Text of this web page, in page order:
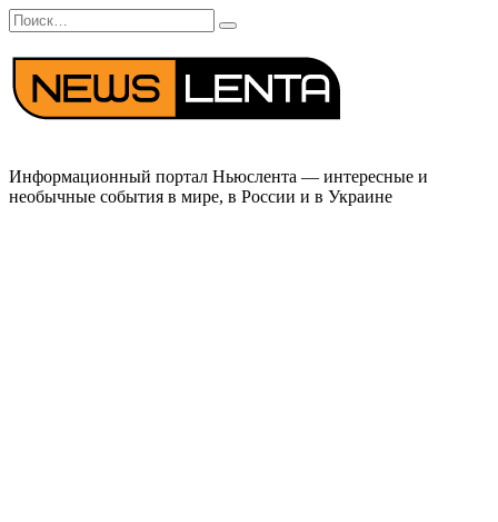
Перейти
к
содержанию
Search
for:
Информационный портал Ньюслента — интересные и
необычные события в мире, в России и в Украине